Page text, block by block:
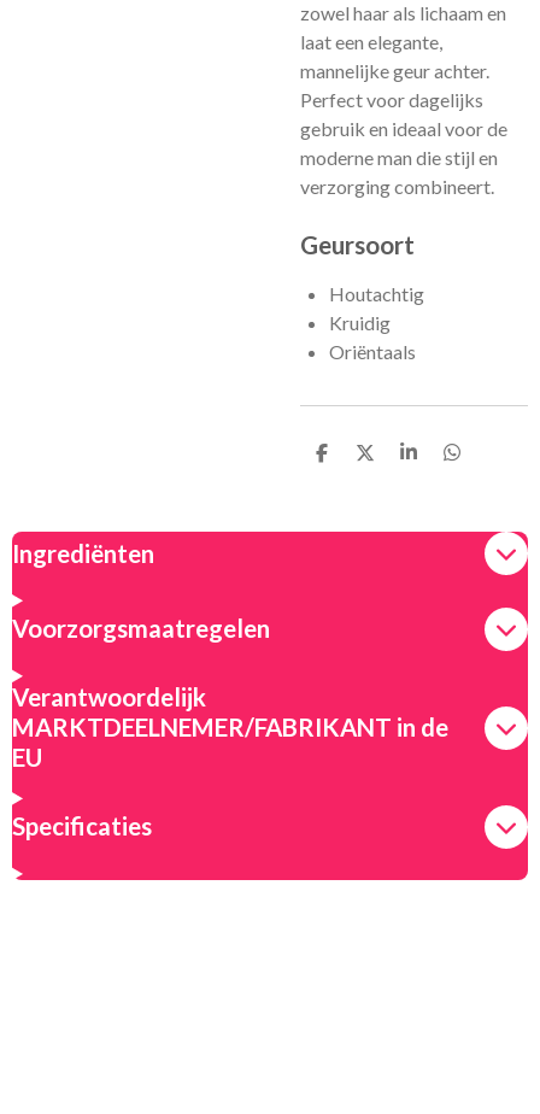
zowel haar als lichaam en
laat een elegante,
mannelijke geur achter.
Perfect voor dagelijks
gebruik en ideaal voor de
moderne man die stijl en
verzorging combineert.
Geursoort
Houtachtig
Kruidig
Oriëntaals
D
n
D
S
e
D
n
Ingrediënten
Voorzorgsmaatregelen
Verantwoordelijk
MARKTDEELNEMER/FABRIKANT in de
EU
Specificaties